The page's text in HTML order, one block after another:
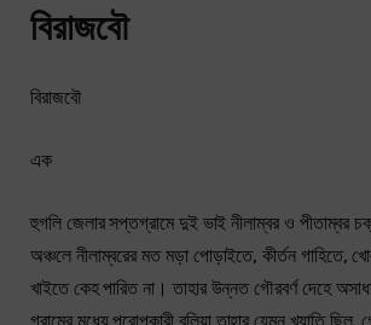
বিরাজবৌ
বিরাজবৌ
এক
হুগলি জেলার সপ্তগ্রামে দুই ভাই নীলাম্বর ও পীতাম্বর
অঞ্চলে নীলাম্বরের মত মড়া পোড়াইতে, কীর্তন গাহিতে,
খাইতে কেহ পারিত না। তাহার উন্নত গৌরবর্ণ দেহে